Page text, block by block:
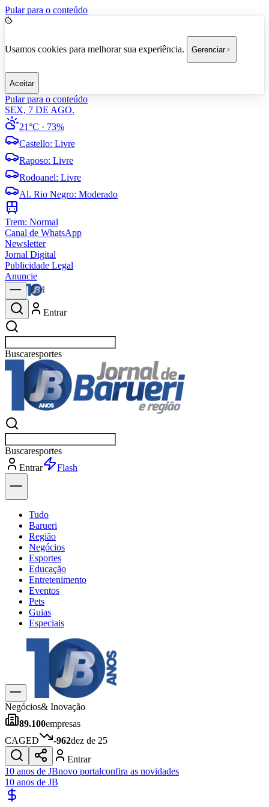
Pular para o conteúdo
Usamos cookies para melhorar sua experiência. Gerenciar
Aceitar
Pular para o conteúdo
SEX, 7 DE AGO.
21°C · 73%
Castello: Livre
Raposo: Livre
Rodoanel: Livre
Al. Rio Negro: Moderado
Trem: Normal
Canal de WhatsApp
Newsletter
Jornal Digital
Publicidade Legal
Anuncie
Entrar
Buscarpolíti
Buscarpolíti
Entrar
Explorar
Tudo
Barueri
Região
Negócios
Esportes
Educação
Entretenimento
Eventos
Pets
Guias
Especiais
Explore Tudo
Últimas Notícias
Previsão do Tempo
Trânsito e Rotas
Dia a Dia & Lazer
Gastronomia
Cinema & Shows
JogosNovo
Para Sua Empresa
Negócios& Inovação
89.100empresas
CAGED
-962dez de 25
Entrar
10 anos de JBnovo portalconfira as novidades
10 anos de JB